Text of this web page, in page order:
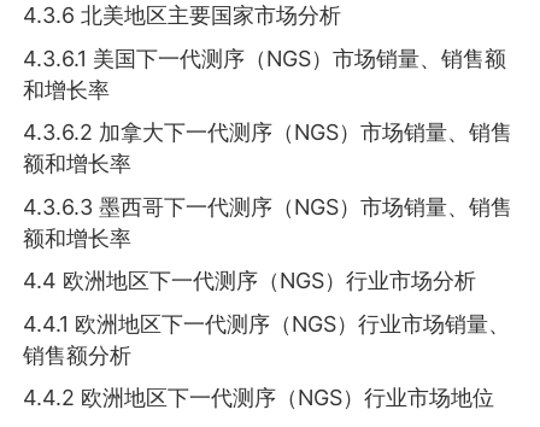
4.3.6 北美地区主要国家市场分析
4.3.6.1 美国下一代测序（NGS）市场销量、销售额
和增长率
4.3.6.2 加拿大下一代测序（NGS）市场销量、销售
额和增长率
4.3.6.3 墨西哥下一代测序（NGS）市场销量、销售
额和增长率
4.4 欧洲地区下一代测序（NGS）行业市场分析
4.4.1 欧洲地区下一代测序（NGS）行业市场销量、
销售额分析
4.4.2 欧洲地区下一代测序（NGS）行业市场地位